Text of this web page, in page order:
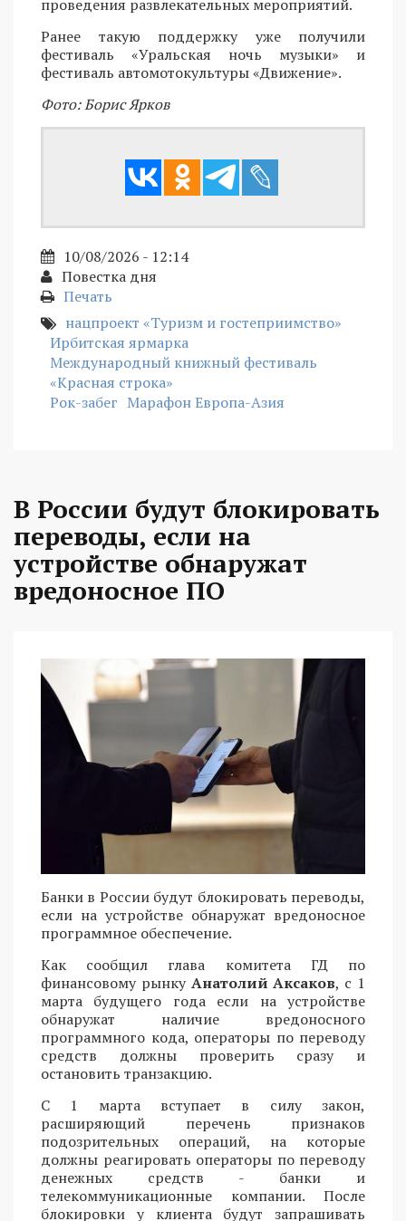
проведения развлекательных мероприятий.
Ранее такую поддержку уже получили
фестиваль «Уральская ночь музыки» и
фестиваль автомотокультуры «Движение».
Фото: Борис Ярков
10/08/2026 - 12:14
Повестка дня
Печать
нацпроект «Туризм и гостеприимство»
Ирбитская ярмарка
Международный книжный фестиваль
«Красная строка»
Рок-забег Марафон Европа-Азия
В России будут блокировать
переводы, если на
устройстве обнаружат
вредоносное ПО
Банки в России будут блокировать переводы,
если на устройстве обнаружат вредоносное
программное обеспечение.
Как сообщил глава комитета ГД по
финансовому рынку Анатолий Аксаков, с 1
марта будущего года если на устройстве
обнаружат наличие вредоносного
программного кода, операторы по переводу
средств должны проверить сразу и
остановить транзакцию.
С 1 марта вступает в силу закон,
расширяющий перечень признаков
подозрительных операций, на которые
должны реагировать операторы по переводу
денежных средств - банки и
телекоммуникационные компании. После
блокировки у клиента будут запрашивать